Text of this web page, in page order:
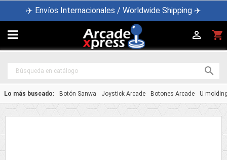
✈️ Envíos Internacionales / Worldwide Shipping ✈️
 shopping_cart


Lo más buscado: Botón Sanwa Joystick Arcade Botones Arcade U